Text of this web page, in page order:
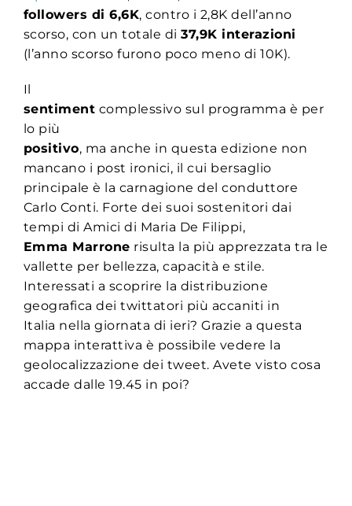
followers di 6,6K, contro i 2,8K dell’anno
scorso, con un totale di37,9K interazioni
(l’anno scorso furono poco meno di 10K).
Il
sentiment complessivo sul programma è per
lo più
positivo, ma anche in questa edizione non
mancano i post ironici, il cui bersaglio
principale è la carnagione del conduttore
Carlo Conti. Forte dei suoi sostenitori dai
tempi di Amici di Maria De Filippi,
Emma Marrone risulta la più apprezzata tra le
vallette per bellezza, capacità e stile.
Interessati a scoprire la distribuzione
geografica dei twittatori più accaniti in
Italia nella giornata di ieri? Grazie a questa
mappa interattiva è possibile vedere la
geolocalizzazione dei tweet. Avete visto cosa
accade dalle 19.45 in poi?